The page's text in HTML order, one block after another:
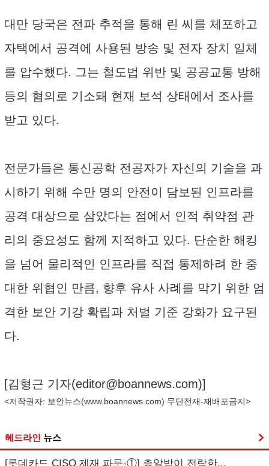
대만 당국은 전파 추적을 통해 린 씨를 체포하고
자택에서 공격에 사용된 방송 및 전자 장치 일체
를 압수했다. 그는 철도법 위반 및 공공교통 방해
등의 혐의로 기소돼 현재 보석 상태에서 조사를
받고 있다.
전문가들은 통신공학 전공자가 자신의 기술을 과
시하기 위해 수만 명의 안전이 담보된 인프라를
공격 대상으로 삼았다는 점에서 인적 취약점 관
리의 중요성도 함께 지적하고 있다. 단순한 해킹
을 넘어 물리적인 인프라를 직접 통제하려 한 중
대한 위협인 만큼, 향후 유사 사례를 막기 위한 엄
격한 보안 기강 확립과 처벌 기준 강화가 요구된
다.
[김형근 기자(editor@boannews.com)]
<저작권자: 보안뉴스(www.boannews.com) 무단전재-재배포금지>
헤드라인 뉴스
[롯데카드 CISO 제재 파문-①] 총알받이 전락한...